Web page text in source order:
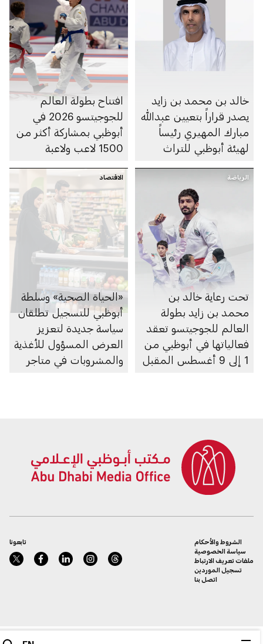
خالد بن محمد بن زايد
يصدر قراراً بتعيين عبدالله
مبارك المهيري رئيساً
لهيئة أبوظبي للتراث
افتتاح بطولة العالم
للجوجيتسو 2026 في
أبوظبي بمشاركة أكثر من
1500 لاعب ولاعبة
الرياضة
تحت رعاية خالد بن
محمد بن زايد بطولة
العالم للجوجيتسو تعقد
فعالياتها في أبوظبي من
1 إلى 9 أغسطس المقبل
الاقتصاد
«الحياة الصحية» وسلطة
أبوظبي للتسجيل تطلقان
سياسة جديدة لتعزيز
العرض المسؤول للأغذية
والمشروبات في متاجر
تابعونا
الشروط والأحكام
سياسة الخصوصية
ملفات تعريف الارتباط
تسجيل الموردين
اتصل بنا